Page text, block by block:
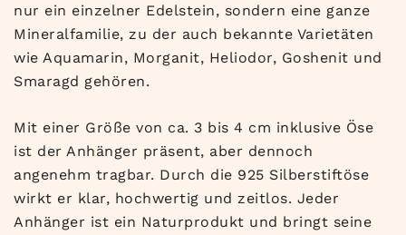
nur ein einzelner Edelstein, sondern eine ganze
Mineralfamilie, zu der auch bekannte Varietäten
wie Aquamarin, Morganit, Heliodor, Goshenit und
Smaragd gehören.
Mit einer Größe von ca. 3 bis 4 cm inklusive Öse
ist der Anhänger präsent, aber dennoch
angenehm tragbar. Durch die 925 Silberstiftöse
wirkt er klar, hochwertig und zeitlos. Jeder
Anhänger ist ein Naturprodukt und bringt seine